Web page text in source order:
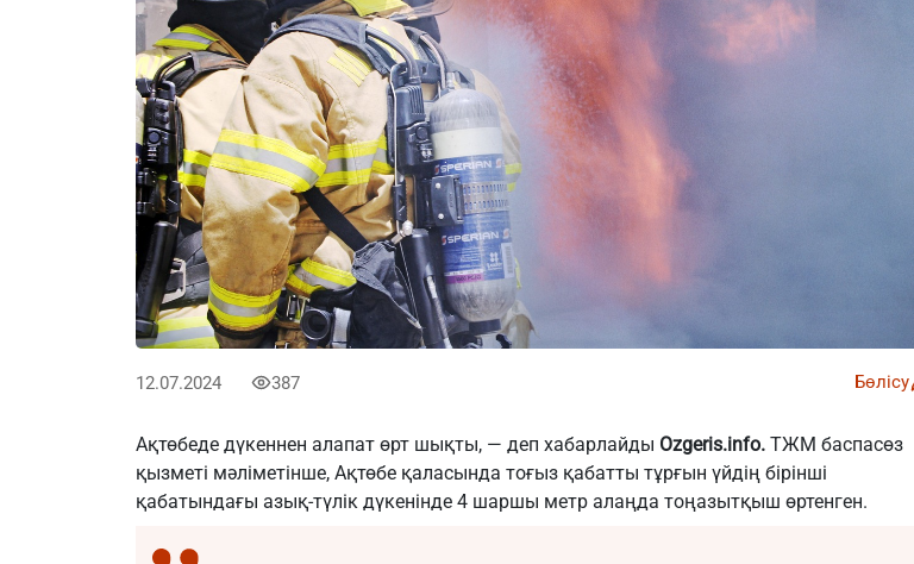
12.07.2024 387 Бөлісу
Ақтөбеде дүкеннен алапат өрт шықты, — деп хабарлайды Ozgeris.info. ТЖМ баспасөз
қызметі мәліметінше, Ақтөбе қаласында тоғыз қабатты тұрғын үйдің бірінші
қабатындағы азық-түлік дүкенінде 4 шаршы метр алаңда тоңазытқыш өртенген.